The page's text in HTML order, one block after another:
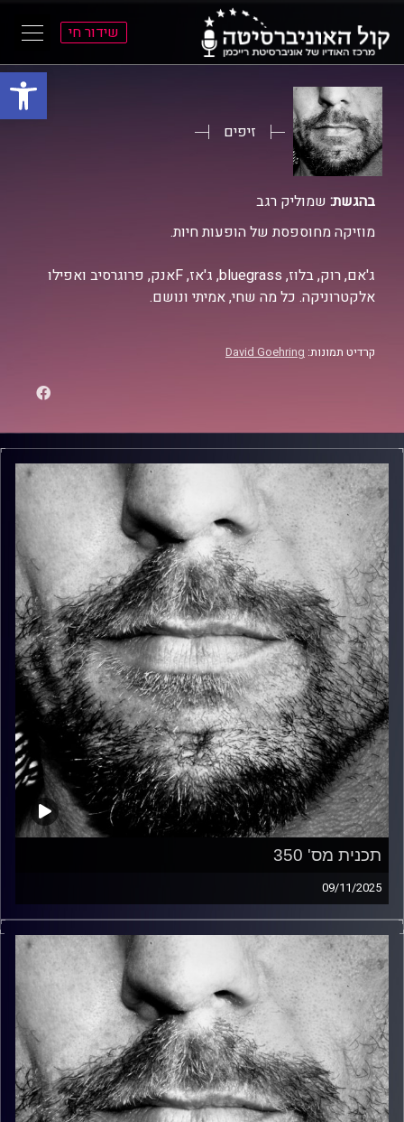
פתח
התפריט
הראשי
התוכן
הראשי
שידור חי
זיפים
בהגשת: שמוליק רגב
מוזיקה מחוספסת של הופעות חיות.
ג'אם, רוק, בלוז, bluegrass, ג'אז, Fאנק, פרוגרסיב ואפילו
אלקטרוניקה. כל מה שחי, אמיתי ונושם.
קרדיט תמונות: David Goehring
תכנית מס' 350
09/11/2025
זיפים, מוזיקה מחוספסת של הופעות חיות. הרבה ג'אם, רוק,
בלוז, bluegrass, ג'אז, Fאנק, פרוגרסיב ואפילו אלקטרוניקה.
כל מה שחי, אמיתי ונושם.
עם שמוליק רגב.
קרדיט תמונות: David Goehring